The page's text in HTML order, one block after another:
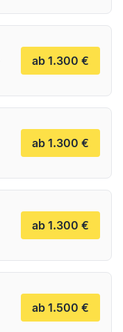
ab 1.300 €
ab 1.300 €
ab 1.300 €
ab 1.500 €